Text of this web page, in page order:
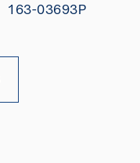
163-03693P